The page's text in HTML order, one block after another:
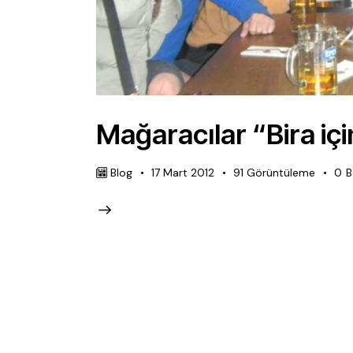
Mağaracılar “Bira
Blog 17 Mart 2012 91 Görüntüleme 0